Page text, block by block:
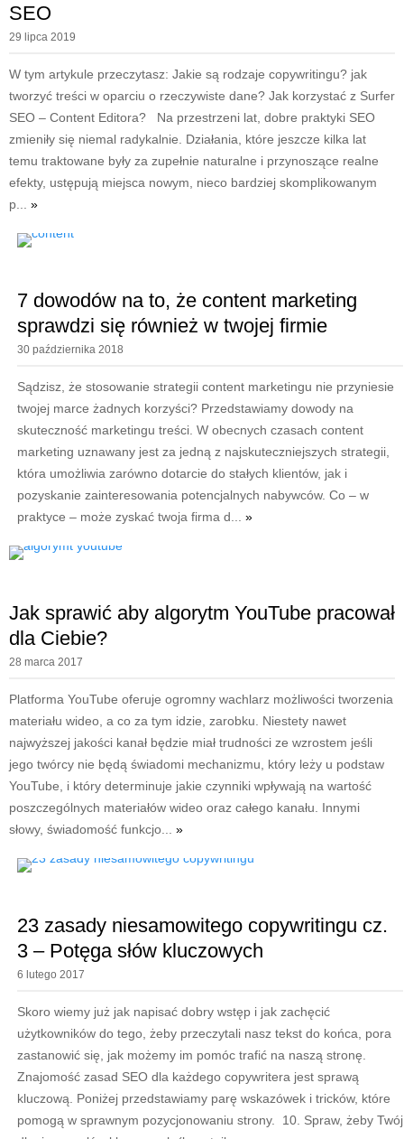
SEO
29 lipca 2019
W tym artykule przeczytasz: Jakie są rodzaje copywritingu? jak
tworzyć treści w oparciu o rzeczywiste dane? Jak korzystać z Surfer
SEO – Content Editora? Na przestrzeni lat, dobre praktyki SEO
zmieniły się niemal radykalnie. Działania, które jeszcze kilka lat
temu traktowane były za zupełnie naturalne i przynoszące realne
efekty, ustępują miejsca nowym, nieco bardziej skomplikowanym
p... »
7 dowodów na to, że content marketing
sprawdzi się również w twojej firmie
30 października 2018
Sądzisz, że stosowanie strategii content marketingu nie przyniesie
twojej marce żadnych korzyści? Przedstawiamy dowody na
skuteczność marketingu treści. W obecnych czasach content
marketing uznawany jest za jedną z najskuteczniejszych strategii,
która umożliwia zarówno dotarcie do stałych klientów, jak i
pozyskanie zainteresowania potencjalnych nabywców. Co – w
praktyce – może zyskać twoja firma d... »
Jak sprawić aby algorytm YouTube pracował
dla Ciebie?
28 marca 2017
Platforma YouTube oferuje ogromny wachlarz możliwości tworzenia
materiału wideo, a co za tym idzie, zarobku. Niestety nawet
najwyższej jakości kanał będzie miał trudności ze wzrostem jeśli
jego twórcy nie będą świadomi mechanizmu, który leży u podstaw
YouTube, i który determinuje jakie czynniki wpływają na wartość
poszczególnych materiałów wideo oraz całego kanału. Innymi
słowy, świadomość funkcjo... »
23 zasady niesamowitego copywritingu cz.
3 – Potęga słów kluczowych
6 lutego 2017
Skoro wiemy już jak napisać dobry wstęp i jak zachęcić
użytkowników do tego, żeby przeczytali nasz tekst do końca, pora
zastanowić się, jak możemy im pomóc trafić na naszą stronę.
Znajomość zasad SEO dla każdego copywritera jest sprawą
kluczową. Poniżej przedstawiamy parę wskazówek i tricków, które
pomogą w sprawnym pozycjonowaniu strony. 10. Spraw, żeby Twój